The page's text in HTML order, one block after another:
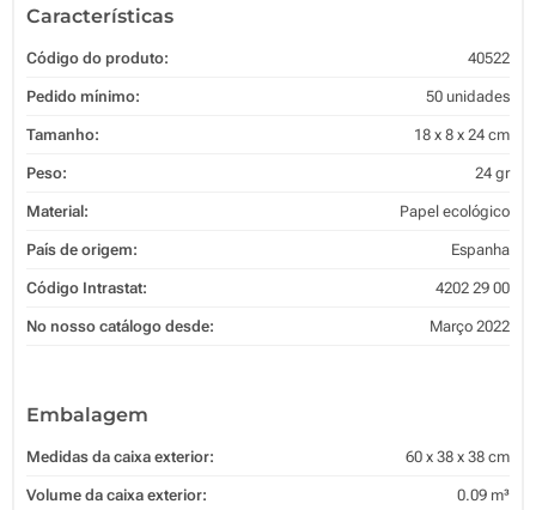
Características
Código do produto: 40522
Pedido mínimo: 50 unidades
Tamanho: 18 x 8 x 24 cm
Peso: 24 gr
Material: Papel ecológico
País de origem: Espanha
Código Intrastat: 4202 29 00
No nosso catálogo desde: Março 2022
Embalagem
Medidas da caixa exterior: 60 x 38 x 38 cm
Volume da caixa exterior: 0.09 m³